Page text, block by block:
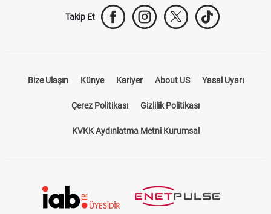
Takip Et
Bize Ulaşın Künye Kariyer About US Yasal Uyarı
Çerez Politikası Gizlilik Politikası
KVKK Aydınlatma Metni Kurumsal